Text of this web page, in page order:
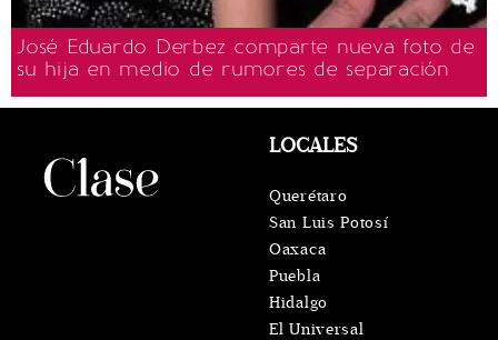
José Eduardo Derbez comparte nueva foto de
su hija en medio de rumores de separación
LOCALES
Querétaro
San Luis Potosí
Oaxaca
Puebla
Hidalgo
El Universal